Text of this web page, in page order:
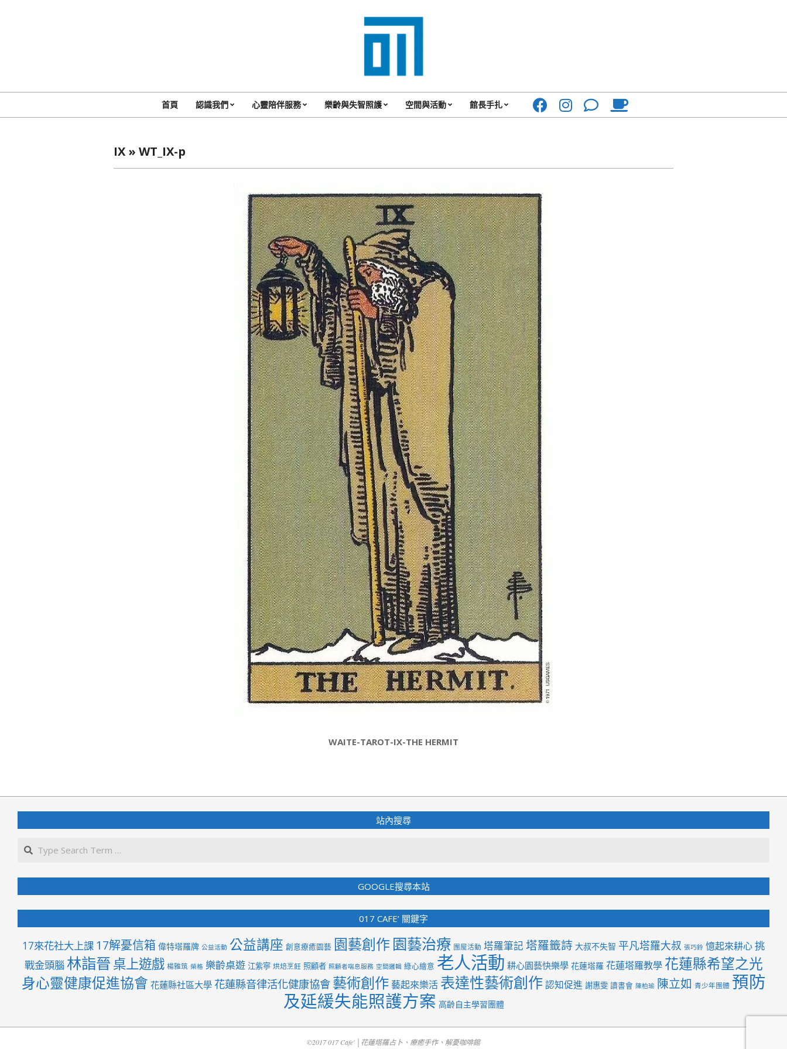
017
Cafe'
一
起
咖
啡
館
Primary
首頁 認識我們 心靈陪伴服務 樂齡與失智照護 空間與活動 館長手扎
IX »WT_IX-p
WAITE-TAROT-IX-THE HERMIT
05-
27
站內搜尋
GOOGLE搜尋本站
017 CAFE’ 關鍵字
17來花社大上課 17解憂信箱 偉特塔羅牌 公益活動 公益講座 創意療癒園藝 園藝創作 園藝治療 團屋活動 塔羅筆記 塔羅籤詩 大叔不失智 平凡塔羅大叔 張巧鈴 憶起來耕心挑
戰金頭腦 林詣晉桌上遊戲 楊雅筑 榮格 樂齡桌遊 江紫寧 烘焙烹飪 照顧者 照顧者喘息服務 空間邏輯 綠心繪意 老人活動 耕心園藝快樂學 花蓮塔羅 花蓮塔羅教學 花蓮縣希望之光
身心靈健康促進協會 花蓮縣社區大學 花蓮縣音律活化健康協會 藝術創作 藝起來樂活 表達性藝術創作 認知促進 謝惠雯 讀書會 陳柏瑜 陳立如 青少年團體 預防
及延緩失能照護方案 高齡自主學習團體
©2017 017 Cafe' │花蓮塔羅占卜、療癒手作、解憂咖啡館